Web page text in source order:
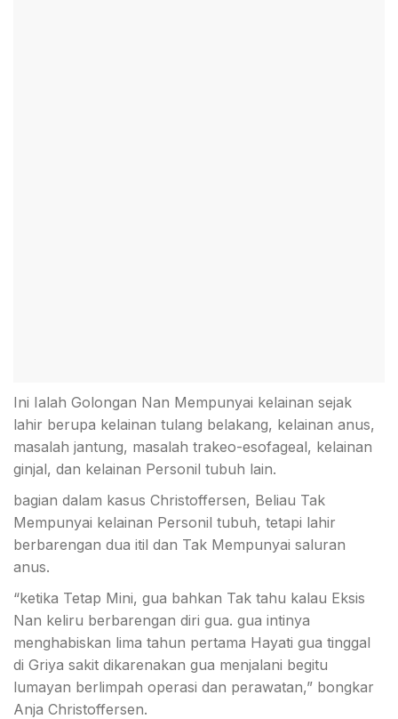
Ini Ialah Golongan Nan Mempunyai kelainan sejak
lahir berupa kelainan tulang belakang, kelainan anus,
masalah jantung, masalah trakeo-esofageal, kelainan
ginjal, dan kelainan Personil tubuh lain.
bagian dalam kasus Christoffersen, Beliau Tak
Mempunyai kelainan Personil tubuh, tetapi lahir
berbarengan dua itil dan Tak Mempunyai saluran
anus.
“ketika Tetap Mini, gua bahkan Tak tahu kalau Eksis
Nan keliru berbarengan diri gua. gua intinya
menghabiskan lima tahun pertama Hayati gua tinggal
di Griya sakit dikarenakan gua menjalani begitu
lumayan berlimpah operasi dan perawatan,” bongkar
Anja Christoffersen.